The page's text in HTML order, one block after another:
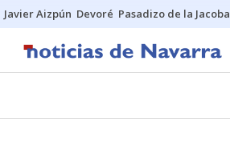
Javier Aizpún Devoré Pasadizo de la Jacoba